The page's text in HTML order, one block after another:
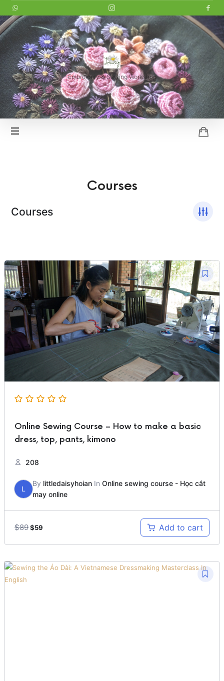
LITTLE
DAISY
HOI
AN
Embroidery & Sewing Workshop
Courses
Courses
Online Sewing Course – How to make a basic
dress, top, pants, kimono
208
L
By littledaisyhoian InOnline sewing course - Học cắt
may online
$89Original
was:
$59
is:
Add to cart